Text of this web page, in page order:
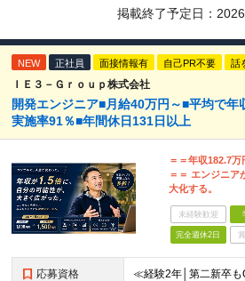
掲載終了予定日：
NEW 正社員 面接情報有 自己PR不要 話
ＩＥ３－Ｇｒｏｕｐ株式会社
開発エンジニア■月給40万円～■平均で年
実施率91％■年間休⽇131⽇以上
＝＝年収182.7
＝＝ エンジニア
大化する。
未経験歓迎
完全週休2日
応募資格